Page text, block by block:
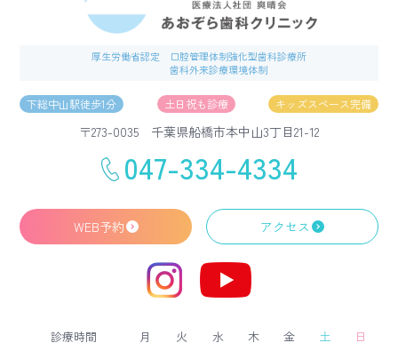
厚生労働省認定
口腔管理体制強化型歯科診療所
歯科外来診療環境体制
下総中山駅徒歩1分 土日祝も診療 キッズスペース完備
〒273-0035 千葉県船橋市本中山3丁目21-12
047-334-4334
WEB予約 アクセス
診療時間 月 火 水 木 金 土
日